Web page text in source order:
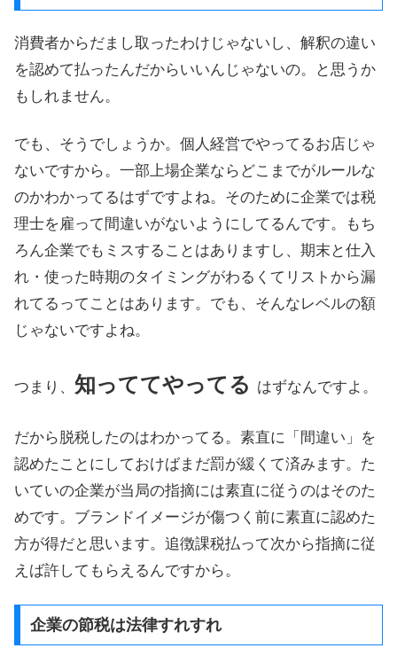
消費者からだまし取ったわけじゃないし、解釈の違い
を認めて払ったんだからいいんじゃないの。と思うか
もしれません。
でも、そうでしょうか。個人経営でやってるお店じゃ
ないですから。一部上場企業ならどこまでがルールな
のかわかってるはずですよね。そのために企業では税
理士を雇って間違いがないようにしてるんです。もち
ろん企業でもミスすることはありますし、期末と仕入
れ・使った時期のタイミングがわるくてリストから漏
れてるってことはあります。でも、そんなレベルの額
じゃないですよね。
つまり、 知っててやってる はずなんですよ。
だから脱税したのはわかってる。素直に「間違い」を
認めたことにしておけばまだ罰が緩くて済みます。た
いていの企業が当局の指摘には素直に従うのはそのた
めです。ブランドイメージが傷つく前に素直に認めた
方が得だと思います。追徴課税払って次から指摘に従
えば許してもらえるんですから。
企業の節税は法律すれすれ